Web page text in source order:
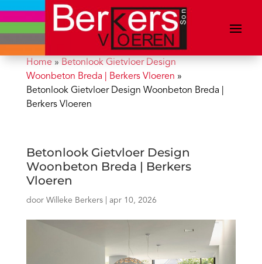
Home» Betonlook Gietvloer Design
Woonbeton Breda | Berkers Vloeren »
Betonlook Gietvloer Design Woonbeton Breda |
Berkers Vloeren
Betonlook Gietvloer Design
Woonbeton Breda | Berkers
Vloeren
door Willeke Berkers| apr 10, 2026